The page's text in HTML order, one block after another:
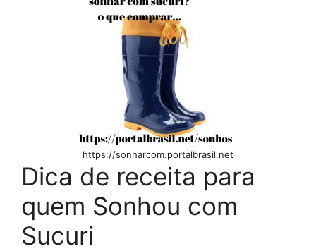
https://sonharcom.portalbrasil.net
Dica de receita para
quem Sonhou com
Sucuri